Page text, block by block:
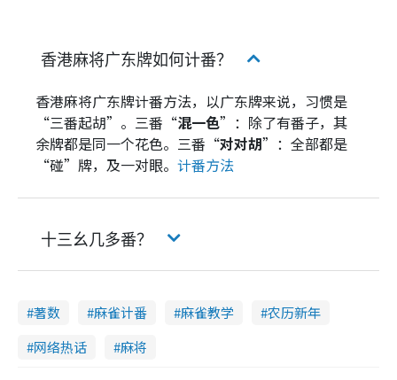
香港麻将广东牌如何计番？
香港麻将广东牌计番方法，以广东牌来说，习惯是
“三番起胡”。三番“混一色”：除了有番子，其
余牌都是同一个花色。三番“对对胡”：全部都是
“碰”牌，及一对眼。 计番方法
十三幺几多番？
著数 麻雀计番 麻雀教学
农历新年
网络热话
麻将